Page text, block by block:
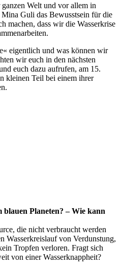
Welt und vor allem in
Guli das Bewusstsein für die
machen, dass wir die Wasserkrise
eigentlich und was können wir
wir euch in den nächsten
euch dazu aufrufen, am 15.
kleinen Teil bei einem ihrer
blauen Planeten? – Wie kann
die nicht verbraucht werden
Wasserkreislauf von Verdunstung,
Tropfen verloren. Fragt sich
von einer Wasserknappheit?